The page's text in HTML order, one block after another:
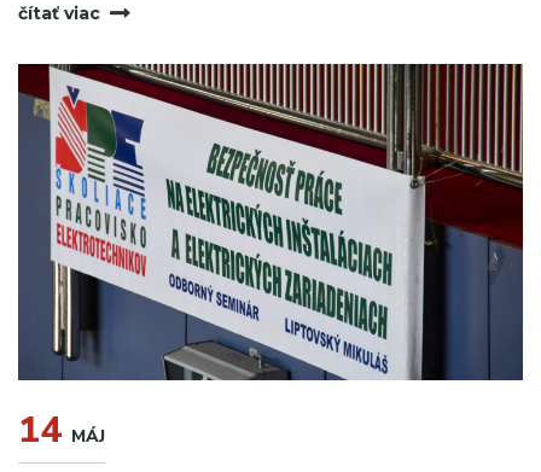
čítať viac
14 MÁJ